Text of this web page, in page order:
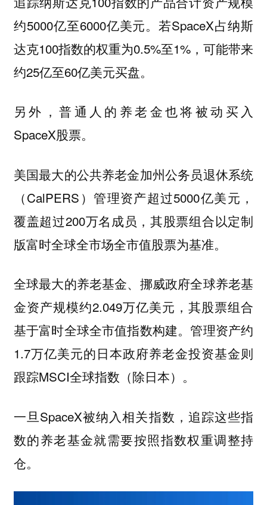
约5000亿至6000亿美元。若SpaceX占纳斯
达克100指数的权重为0.5%至1%，可能带来
约25亿至60亿美元买盘。
另外，普通人的养老金也将被动买入
SpaceX股票。
美国最大的公共养老金加州公务员退休系统
（CalPERS）管理资产超过5000亿美元，
覆盖超过200万名成员，其股票组合以定制
版富时全球全市场全市值股票为基准。
全球最大的养老基金、挪威政府全球养老基
金资产规模约2.049万亿美元，其股票组合
基于富时全球全市值指数构建。管理资产约
1.7万亿美元的日本政府养老金投资基金则
跟踪MSCI全球指数（除日本）。
一旦SpaceX被纳入相关指数，追踪这些指
数的养老基金就需要按照指数权重调整持
仓。